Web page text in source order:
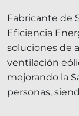
Fabricante de
Eficiencia
soluciones de
ventilación
mejorando la
personas,